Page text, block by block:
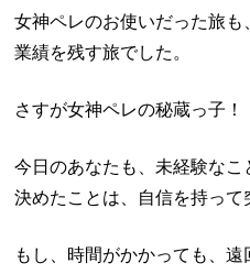
女神ペレのお使いだった旅
業績を残す旅でした。
さすが女神ペレの秘蔵っ子！
今日のあなたも、未経験な
決めたことは、自信を持って
もし、時間がかかっても、